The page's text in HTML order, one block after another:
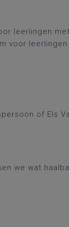
leerlingen met
voor
of Els
we wat